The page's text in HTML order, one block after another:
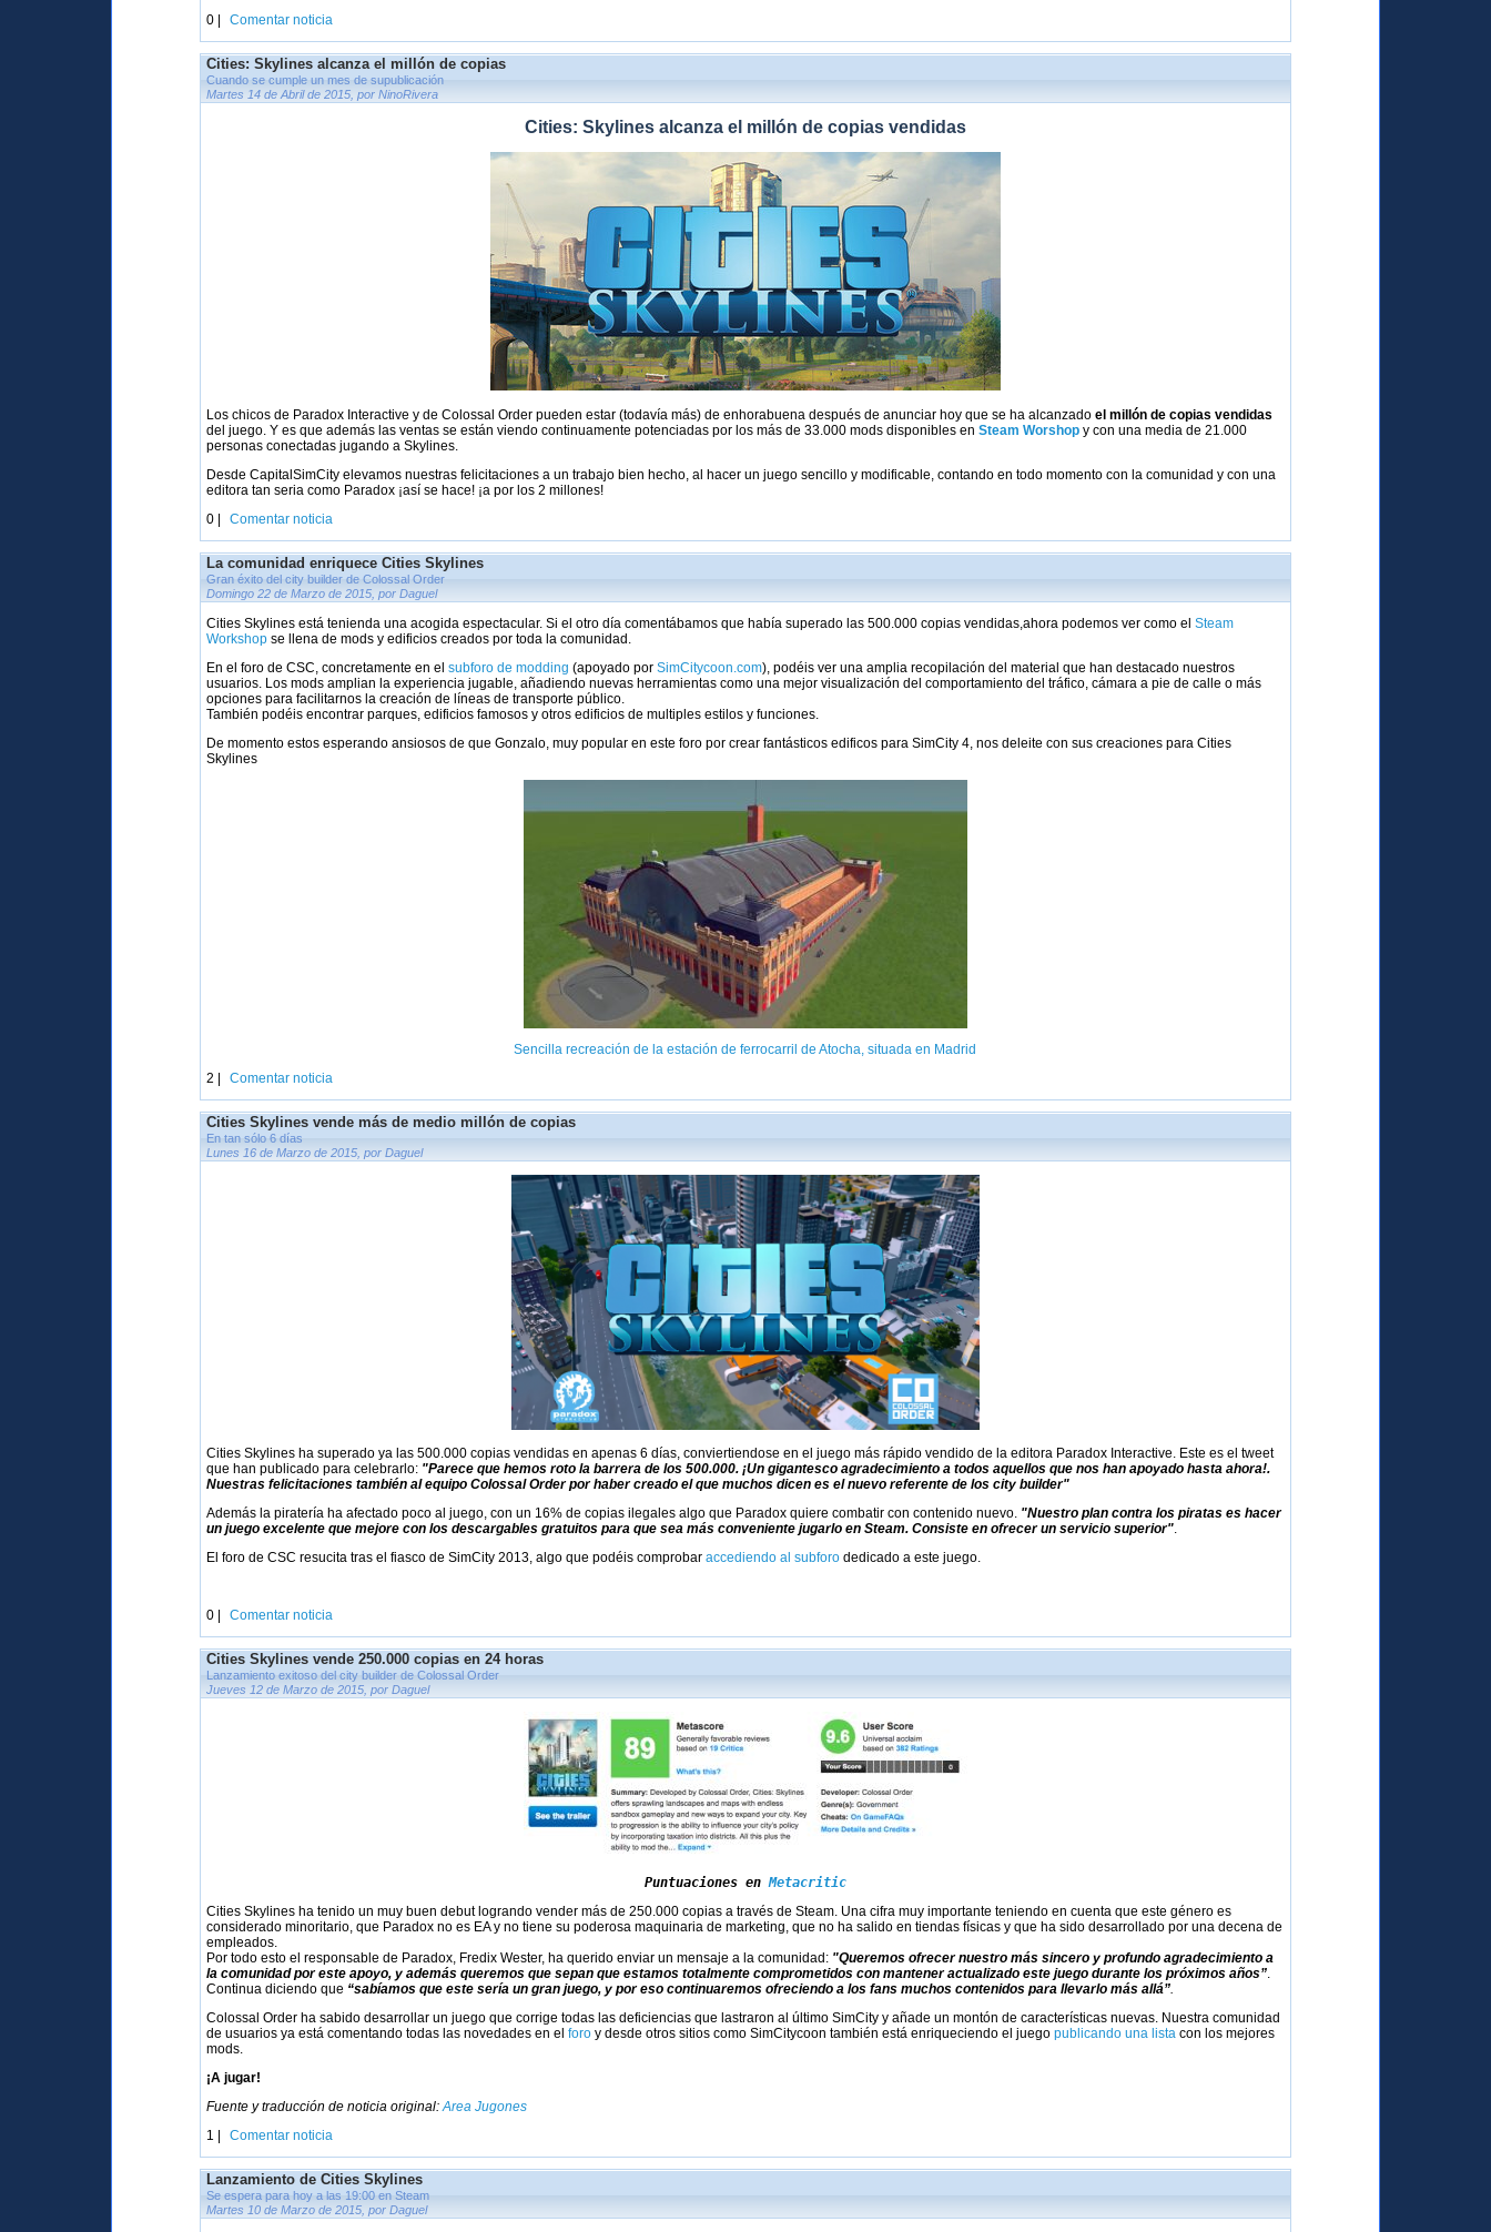
0 |
Comentar noticia
Cities: Skylines alcanza el millón de copias
Cuando se cumple un mes de supublicación
Martes 14 de Abril de 2015, por NinoRivera
Cities: Skylines alcanza el millón de copias vendidas
Los chicos de Paradox Interactive y de Colossal Order pueden estar (todavía más) de enhorabuena después de anunciar hoy que se ha alcanzadoel millón de copias vendidas
del juego. Y es que además las ventas se están viendo continuamente potenciadas por los más de 33.000 mods disponibles enSteam Worshop y con una media de 21.000
personas conectadas jugando a Skylines.
Desde CapitalSimCity elevamos nuestras felicitaciones a un trabajo bien hecho, al hacer un juego sencillo y modificable, contando en todo momento con la comunidad y con una
editora tan seria como Paradox ¡así se hace! ¡a por los 2 millones!
0 |
Comentar noticia
La comunidad enriquece Cities Skylines
Gran éxito del city builder de Colossal Order
Domingo 22 de Marzo de 2015, por Daguel
Cities Skylines está tenienda una acogida espectacular. Si el otro día comentábamos que había superado las 500.000 copias vendidas,ahora podemos ver como elSteam
Workshop se llena de mods y edificios creados por toda la comunidad.
En el foro de CSC, concretamente en elsubforo de modding (apoyado porSimCitycoon.com), podéis ver una amplia recopilación del material que han destacado nuestros
usuarios. Los mods amplian la experiencia jugable, añadiendo nuevas herramientas como una mejor visualización del comportamiento del tráfico, cámara a pie de calle o más
opciones para facilitarnos la creación de líneas de transporte público.
También podéis encontrar parques, edificios famosos y otros edificios de multiples estilos y funciones.
De momento estos esperando ansiosos de que Gonzalo, muy popular en este foro por crear fantásticos edificos para SimCity 4, nos deleite con sus creaciones para Cities
Skylines
Sencilla recreación de la estación de ferrocarril de Atocha, situada en Madrid
2 |
Comentar noticia
Cities Skylines vende más de medio millón de copias
En tan sólo 6 días
Lunes 16 de Marzo de 2015, por Daguel
Cities Skylines ha superado ya las 500.000 copias vendidas en apenas 6 días, conviertiendose en el juego más rápido vendido de la editora Paradox Interactive. Este es el tweet
que han publicado para celebrarlo: "Parece que hemos roto la barrera de los 500.000. ¡Un gigantesco agradecimiento a todos aquellos que nos han apoyado hasta ahora!.
Nuestras felicitaciones también al equipo Colossal Order por haber creado el que muchos dicen es el nuevo referente de los city builder"
Además la piratería ha afectado poco al juego, con un 16% de copias ilegales algo que Paradox quiere combatir con contenido nuevo. "Nuestro plan contra los piratas es hacer
un juego excelente que mejore con los descargables gratuitos para que sea más conveniente jugarlo en Steam. Consiste en ofrecer un servicio superior".
El foro de CSC resucita tras el fiasco de SimCity 2013, algo que podéis comprobaraccediendo al subforodedicado a este juego.
0 | Comentar noticia
Cities Skylines vende 250.000 copias en 24 horas
Lanzamiento exitoso del city builder de Colossal Order
Jueves 12 de Marzo de 2015, por Daguel
Puntuaciones en Metacritic
Cities Skylines ha tenido un muy buen debut logrando vender más de 250.000 copias a través de Steam. Una cifra muy importante teniendo en cuenta que este género es
considerado minoritario, que Paradox no es EA y no tiene su poderosa maquinaria de marketing, que no ha salido en tiendas físicas y que ha sido desarrollado por una decena de
empleados.
Por todo esto el responsable de Paradox, Fredix Wester, ha querido enviar un mensaje a la comunidad: "Queremos ofrecer nuestro más sincero y profundo agradecimiento a
la comunidad por este apoyo, y además queremos que sepan que estamos totalmente comprometidos con mantener actualizado este juego durante los próximos años”.
Continua diciendo que “sabíamos que este sería un gran juego, y por eso continuaremos ofreciendo a los fans muchos contenidos para llevarlo más allá”.
Colossal Order ha sabido desarrollar un juego que corrige todas las deficiencias que lastraron al último SimCity y añade un montón de características nuevas. Nuestra comunidad
de usuarios ya está comentando todas las novedades en elforo y desde otros sitios como SimCitycoon también está enriqueciendo el juegopublicando una lista con los mejores
mods.
¡A jugar!
Fuente y traducción de noticia original:Area Jugones
1 |
Comentar noticia
Lanzamiento de Cities Skylines
Se espera para hoy a las 19:00 en Steam
Martes 10 de Marzo de 2015, por Daguel